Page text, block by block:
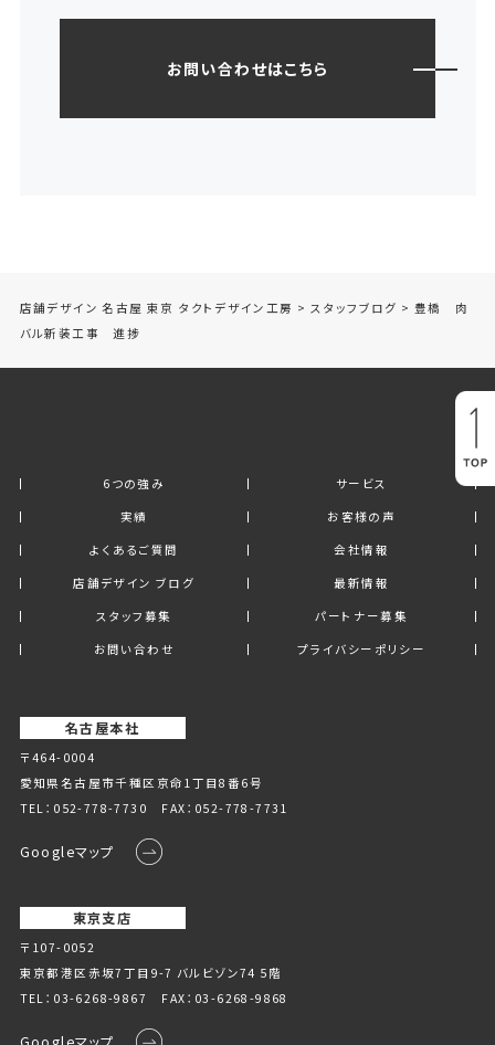
お問い合わせはこちら
店舗デザイン 名古屋 東京 タクトデザイン工房 > スタッフブログ > 豊橋 肉
バル新装工事 進捗
6つの強み
サービス
実績
お客様の声
よくあるご質問
会社情報
店舗デザイン ブログ
最新情報
スタッフ募集
パートナー募集
お問い合わせ
プライバシーポリシー
名古屋本社
〒464-0004
愛知県名古屋市千種区京命1丁⽬8番6号
TEL： 052-778-7730 FAX：052-778-7731
Googleマップ
東京支店
〒107-0052
東京都港区赤坂7丁目9-7 バルビゾン74 5階
TEL： 03-6268-9867 FAX：03-6268-9868